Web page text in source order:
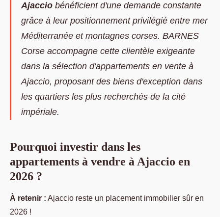
Ajaccio bénéficient d'une demande constante
grâce à leur positionnement privilégié entre mer
Méditerranée et montagnes corses. BARNES
Corse accompagne cette clientèle exigeante
dans la sélection d'appartements en vente à
Ajaccio, proposant des biens d'exception dans
les quartiers les plus recherchés de la cité
impériale.
Pourquoi investir dans les
appartements à vendre à Ajaccio en
2026 ?
À retenir : Ajaccio reste un placement immobilier sûr en
2026 !